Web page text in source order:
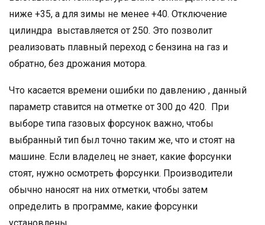
ниже +35, а для зимы не менее +40. Отключение
цилиндра выставляется от 250. Это позволит
реализовать плавный переход с бензина на газ и
обратно, без дрожания мотора.
Что касается времени ошибки по давлению , данный
параметр ставится на отметке от 300 до 420. При
выборе типа газовых форсунок важно, чтобы
выбранный тип был точно таким же, что и стоят на
машине. Если владелец не знает, какие форсунки
стоят, нужно осмотреть форсунки. Производители
обычно наносят на них отметки, чтобы затем
определить в программе, какие форсунки